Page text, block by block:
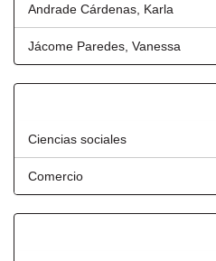
Andrade Cárdenas, Karla
Jácome Paredes, Vanessa
Ciencias sociales
Comercio